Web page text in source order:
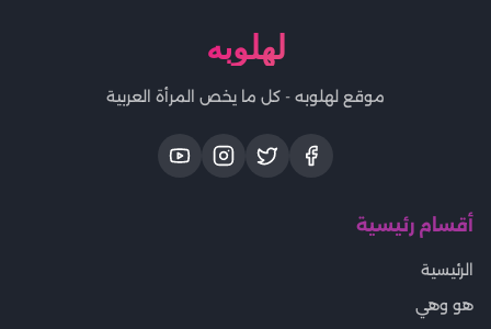
لهلوبه
موقع لهلوبه - كل ما يخص المرأة العربية
أقسام رئيسية
الرئيسية
هو وهي